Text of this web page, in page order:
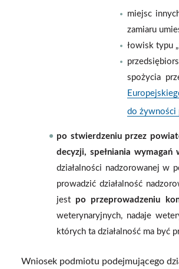
miejsc
zamiaru
łowisk typu
spożycia
do żywności
po stwierdzeniu przez
decyzji, spełniania wymagań
działalności nadzorowanej w
prowadzić działalność
jest po przeprowadzeniu
weterynaryjnych, nadaje
których ta działalność ma być
Wniosek podmiotu podejmującego